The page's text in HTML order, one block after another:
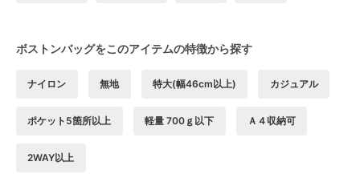
ボストンバッグをこのアイテムの特徴から探す
ナイロン 無地 特大(幅46cm以上) カジュアル
ポケット5箇所以上 軽量 700ｇ以下 Ａ４収納可
2WAY以上